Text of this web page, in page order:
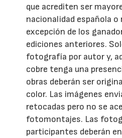
que acrediten ser
nacionalidad española o
excepción de los
ediciones anteriores.
fotografía por autor y,
cobre tenga una
obras deberán ser
color. Las imágenes
retocadas pero no se
fotomontajes. Las
participantes deberán